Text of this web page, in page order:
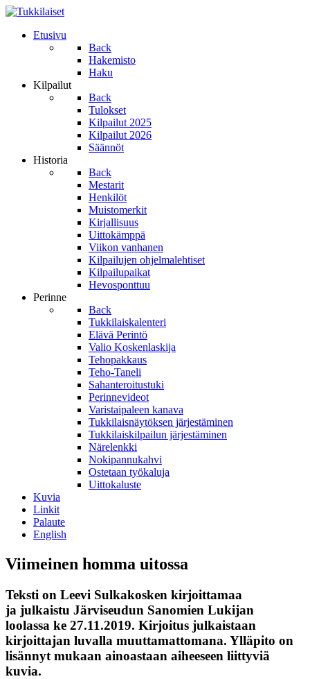
Etusivu
Back
Hakemisto
Haku
Kilpailut
Back
Tulokset
Kilpailut 2025
Kilpailut 2026
Säännöt
Historia
Back
Mestarit
Henkilöt
Muistomerkit
Kirjallisuus
Uittokämppä
Viikon vanhanen
Kilpailujen ohjelmalehtiset
Kilpailupaikat
Hevosponttuu
Perinne
Back
Tukkilaiskalenteri
Elävä Perintö
Valio Koskenlaskija
Tehopakkaus
Teho-Taneli
Sahanteroitustuki
Perinnevideot
Varistaipaleen kanava
Tukkilaisnäytöksen järjestäminen
Tukkilaiskilpailun järjestäminen
Närelenkki
Nokipannukahvi
Ostetaan työkaluja
Uittokaluste
Kuvia
Linkit
Palaute
English
Viimeinen homma uitossa
Teksti on Leevi Sulkakosken kirjoittamaa
ja julkaistu Järviseudun Sanomien Lukijan
loolassa ke 27.11.2019. Kirjoitus julkaistaan
kirjoittajan luvalla muuttamattomana. Ylläpito on
lisännyt mukaan ainoastaan aiheeseen liittyviä
kuvia.